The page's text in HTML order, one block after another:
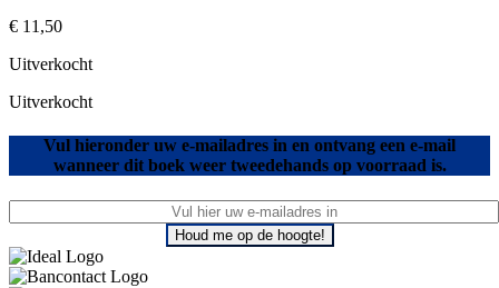
€ 11,50
Uitverkocht
Uitverkocht
Vul hieronder uw e-mailadres in en ontvang een e-mail
wanneer dit boek weer tweedehands op voorraad is.
Houd me op de hoogte!